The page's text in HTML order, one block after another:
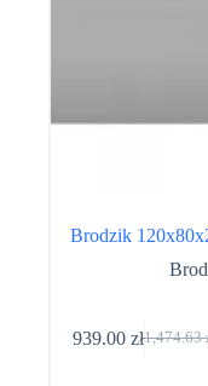
Brodzik
1,474.63
939.00 zł